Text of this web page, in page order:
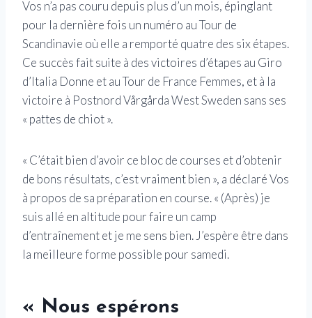
Vos n’a pas couru depuis plus d’un mois, épinglant
pour la dernière fois un numéro au Tour de
Scandinavie où elle a remporté quatre des six étapes.
Ce succès fait suite à des victoires d’étapes au Giro
d’Italia Donne et au Tour de France Femmes, et à la
victoire à Postnord Vårgårda West Sweden sans ses
« pattes de chiot ».
« C’était bien d’avoir ce bloc de courses et d’obtenir
de bons résultats, c’est vraiment bien », a déclaré Vos
à propos de sa préparation en course. « (Après) je
suis allé en altitude pour faire un camp
d’entraînement et je me sens bien. J’espère être dans
la meilleure forme possible pour samedi.
« Nous espérons